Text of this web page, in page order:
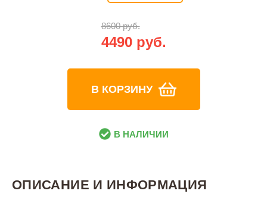
8600 руб.
4490 руб.
В КОРЗИНУ
В НАЛИЧИИ
ОПИСАНИЕ И ИНФОРМАЦИЯ